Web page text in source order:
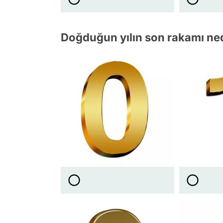
Doğduğun yılın son rakamı